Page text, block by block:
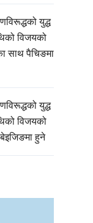
युद्ध
विजयको
साथ पैचिङमा
युद्ध
विजयको
हुने